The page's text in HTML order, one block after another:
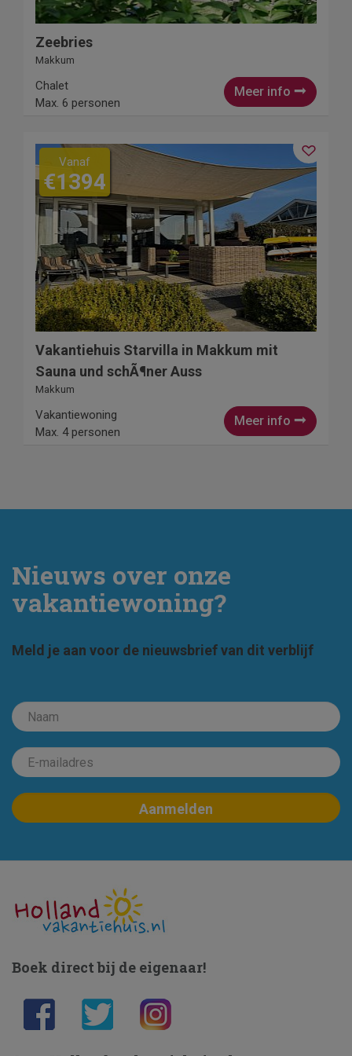
Zeebries
Makkum
Meer info
Chalet
Max. 6 personen
Vanaf
€1394
Vakantiehuis Starvilla in Makkum mit
Sauna und schÃ¶ner Auss
Makkum
Meer info
Vakantiewoning
Max. 4 personen
Nieuws over onze
vakantiewoning?
Meld je aan voor de nieuwsbrief van dit verblijf
Boek direct bij de eigenaar!